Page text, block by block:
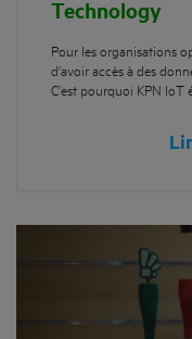
Technology
Pour les organisations
d’avoir accès à des
C’est pourquoi KPN IoT